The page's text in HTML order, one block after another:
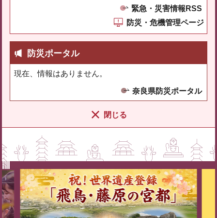
緊急・災害情報RSS
防災・危機管理ページ
防災ポータル
現在、情報はありません。
奈良県防災ポータル
閉じる